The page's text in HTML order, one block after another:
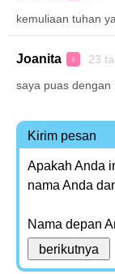
kemuliaan tuhan
Joanita ♀ 23
saya puas dengan
Kirim pesan
Apakah Anda
nama Anda
Nama depan